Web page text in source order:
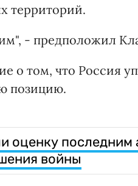
территорий.
- предположил
о том, что Россия
позицию.
оценку последним
войны